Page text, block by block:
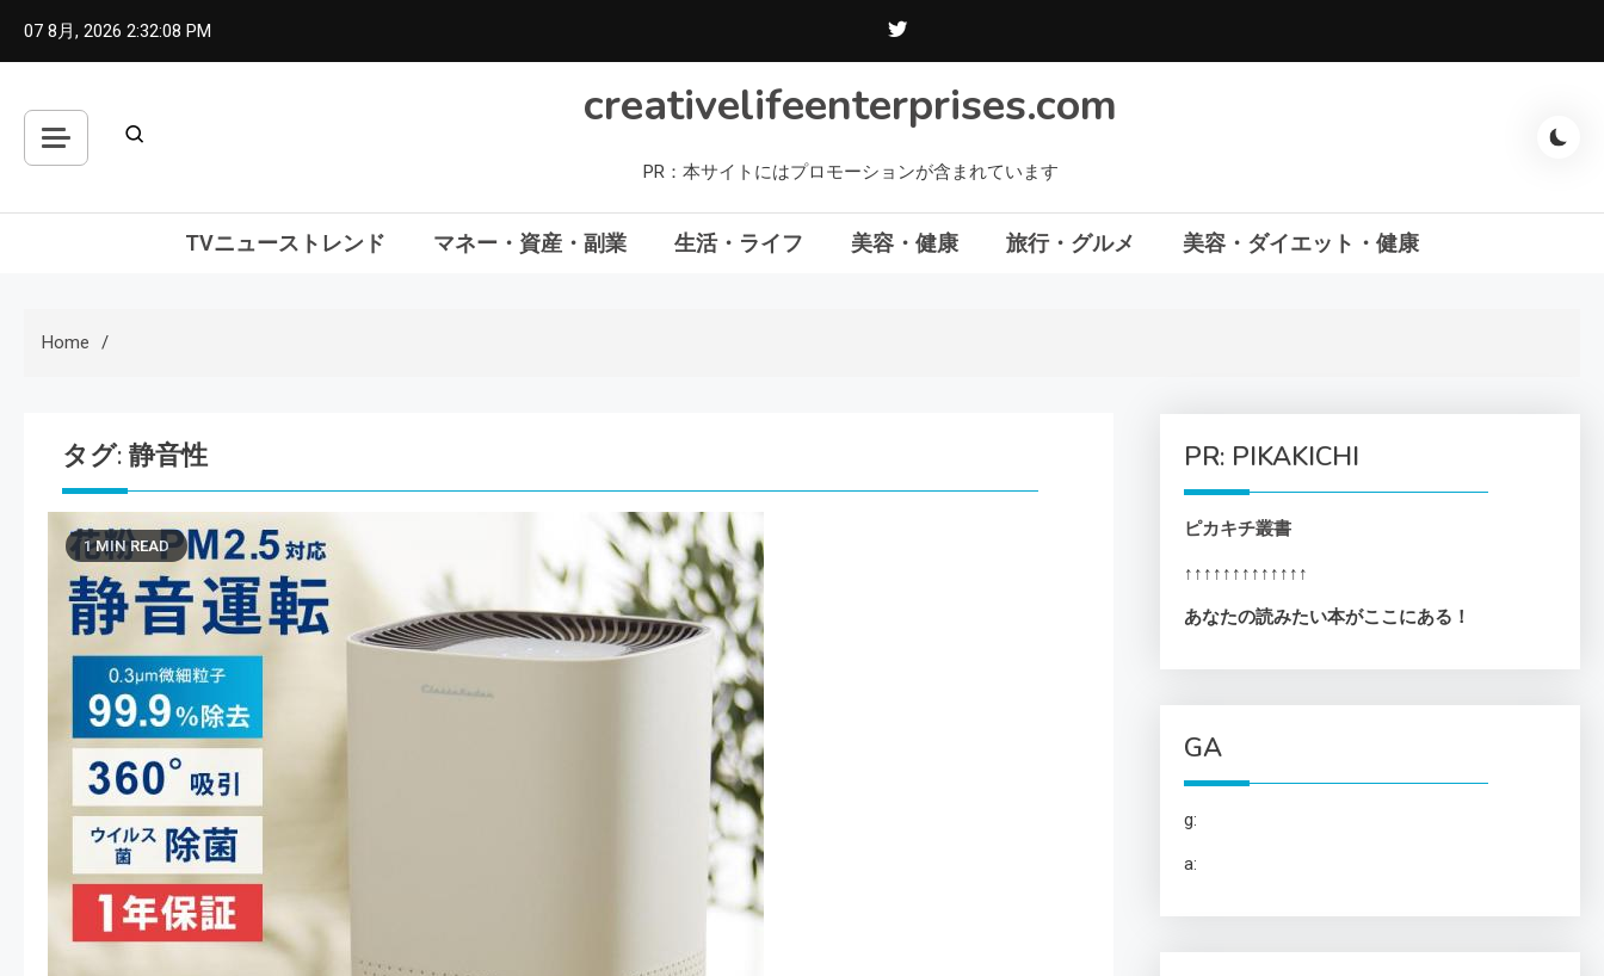
07 8月, 2026 2:32:09 PM
creativelifeenterprises.com
PR：本サイトにはプロモーションが含まれています
TVニューストレンド マネー・資産・副業 生活・ライフ 美容・健康 旅行・グルメ 美容・ダイエット・健康
Home
タグ: 静音性
1 MIN READ
PR: PIKAKICHI
ピカキチ叢書
↑↑↑↑↑↑↑↑↑↑↑↑↑
あなたの読みたい本がここにある！
GA
g:
a: